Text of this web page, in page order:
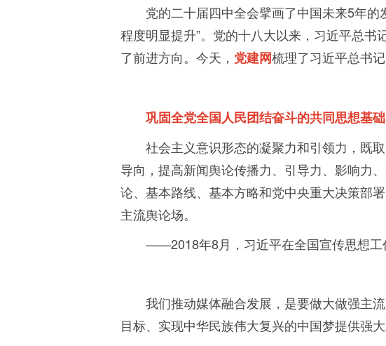
党的二十届四中全会擘画了中国未来5年的
程度明显提升”。党的十八大以来，习近平总
了前进方向。今天， 党建网梳理了习近平总书
巩固全党全国人民团结奋斗的共同思想基础
社会主义意识形态的凝聚力和引领力，既
导向，提高新闻舆论传播力、引导力、影响力
论、基本路线、基本方略和党中央重大决策部
主流舆论场。
——2018年8月，习近平在全国宣传思想
我们推动媒体融合发展，是要做大做强主
目标、实现中华民族伟大复兴的中国梦提供强大